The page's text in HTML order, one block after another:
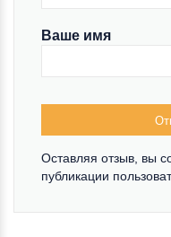
Ваше имя
Оставляя отзыв, вы
публикации